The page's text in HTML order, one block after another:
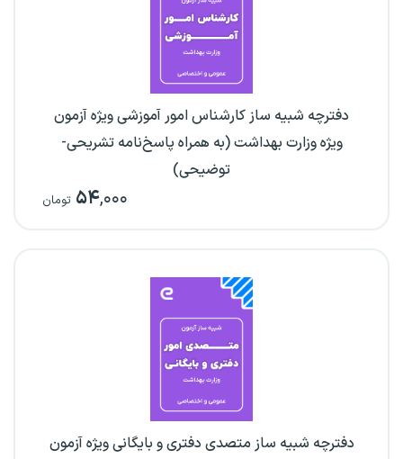
دفترچه شبیه ساز کارشناس امور آموزشی ویژه آزمون
ویژه وزارت بهداشت (به همراه پاسخ‌نامه تشریحی-
توضیحی)
۵۴,۰۰۰ تومان
دفترچه شبیه ساز متصدی دفتری و بایگانی ویژه آزمون